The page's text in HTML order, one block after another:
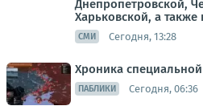
Днепропетровской,
Харьковской, а также
СМИ Сегодня, 13:28
Хроника
ПАБЛИКИ Сегодня, 06:36